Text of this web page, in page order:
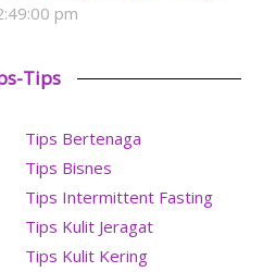
pm
Tips
Tips Bertenaga
Tips Bisnes
Tips Intermittent Fasting
Tips Kulit Jeragat
Tips Kulit Kering